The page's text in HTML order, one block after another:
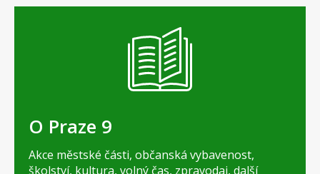
O Praze 9
Akce městské části, občanská vybavenost,
školství, kultura, volný čas, zpravodaj, další